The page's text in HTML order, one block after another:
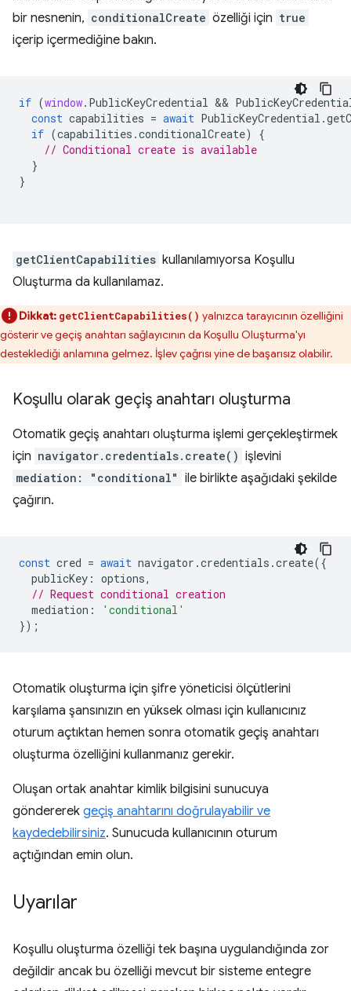
bir nesnenin, conditionalCreate özelliği için true
içerip içermediğine bakın.
if (window. PublicKeyCredential &&
const capabilities = await PublicKeyCredential .
if (capabilities .conditionalCreate)
{
// Conditional create is available
}
}
getClientCapabilities kullanılamıyorsa Koşullu
Oluşturma da kullanılamaz.
Dikkat: getClientCapabilities() yalnızca tarayıcının özelliğini
gösterir ve geçiş anahtarı sağlayıcının da Koşullu Oluşturma'yı
desteklediği anlamına gelmez. İşlev çağrısı yine de başarısız olabilir.
Koşullu olarak geçiş anahtarı oluşturma
Otomatik geçiş anahtarı oluşturma işlemi gerçekleştirmek
için navigator.credentials.create() işlevini
mediation: "conditional" ile birlikte aşağıdaki şekilde
çağırın.
const cred = await navigator .credentials .create({
publicKey : options,
// Request conditional creation
mediation :
'conditional'
});
Otomatik oluşturma için şifre yöneticisi ölçütlerini
karşılama şansınızın en yüksek olması için kullanıcınız
oturum açtıktan hemen sonra otomatik geçiş anahtarı
oluşturma özelliğini kullanmanız gerekir.
Oluşan ortak anahtar kimlik bilgisini sunucuya
göndererek geçiş anahtarını doğrulayabilir ve
kaydedebilirsiniz. Sunucuda kullanıcının oturum
açtığından emin olun.
Uyarılar
Koşullu oluşturma özelliği tek başına uygulandığında zor
değildir ancak bu özelliği mevcut bir sisteme entegre